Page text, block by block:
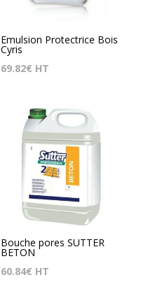
Emulsion Protectrice Bois
Cyris
69.82€ HT
Bouche pores SUTTER
BETON
60.84€ HT